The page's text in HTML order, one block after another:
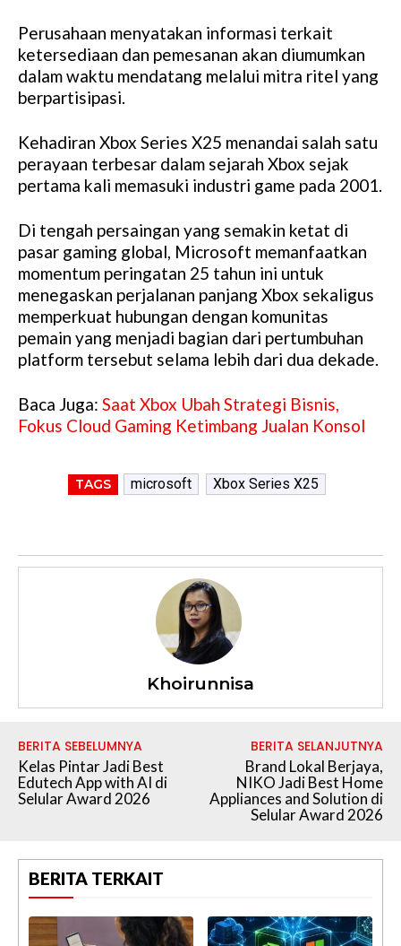
Perusahaan menyatakan informasi terkait
ketersediaan dan pemesanan akan diumumkan
dalam waktu mendatang melalui mitra ritel yang
berpartisipasi.
Kehadiran Xbox Series X25 menandai salah satu
perayaan terbesar dalam sejarah Xbox sejak
pertama kali memasuki industri game pada 2001.
Di tengah persaingan yang semakin ketat di
pasar gaming global, Microsoft memanfaatkan
momentum peringatan 25 tahun ini untuk
menegaskan perjalanan panjang Xbox sekaligus
memperkuat hubungan dengan komunitas
pemain yang menjadi bagian dari pertumbuhan
platform tersebut selama lebih dari dua dekade.
Baca Juga: Saat Xbox Ubah Strategi Bisnis,
Fokus Cloud Gaming Ketimbang Jualan Konsol
TAGS microsoft Xbox Series X25
Khoirunnisa
BERITA SEBELUMNYA
Kelas Pintar Jadi Best
Edutech App with AI di
Selular Award 2026
BERITA SELANJUTNYA
Brand Lokal Berjaya,
NIKO Jadi Best Home
Appliances and Solution di
Selular Award 2026
BERITA TERKAIT